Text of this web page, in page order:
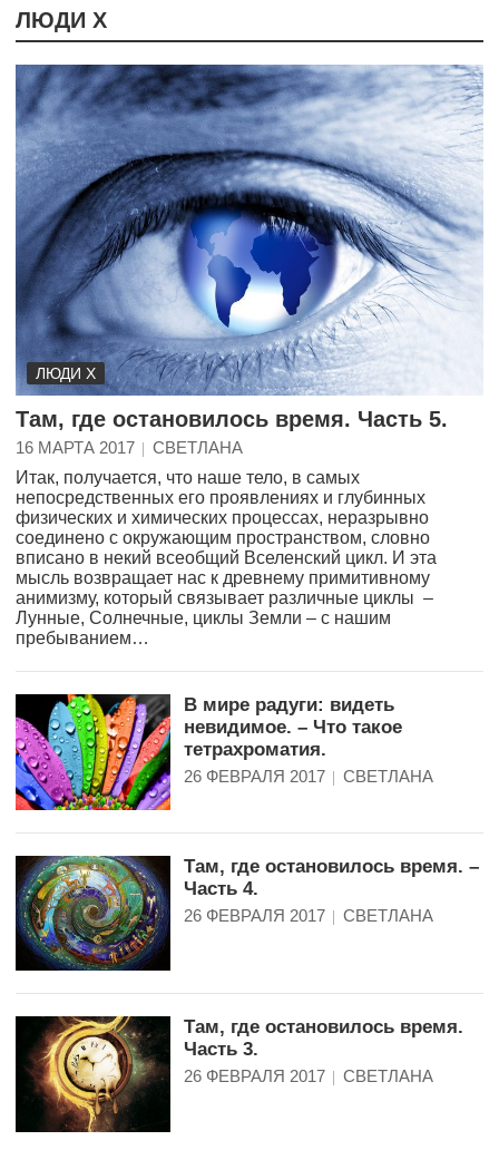
ЛЮДИ Х
ЛЮДИ Х
Там, где остановилось время. Часть 5.
16 МАРТА 2017
СВЕТЛАНА
Итак, получается, что наше тело, в самых
непосредственных его проявлениях и глубинных
физических и химических процессах, неразрывно
соединено с окружающим пространством, словно
вписано в некий всеобщий Вселенский цикл. И эта
мысль возвращает нас к древнему примитивному
анимизму, который связывает различные циклы –
Лунные, Солнечные, циклы Земли – с нашим
пребыванием…
В мире радуги: видеть
невидимое. – Что такое
тетрахроматия.
26 ФЕВРАЛЯ 2017 СВЕТЛАНА
Там, где остановилось время. –
Часть 4.
26 ФЕВРАЛЯ 2017 СВЕТЛАНА
Там, где остановилось время.
Часть 3.
26 ФЕВРАЛЯ 2017 СВЕТЛАНА